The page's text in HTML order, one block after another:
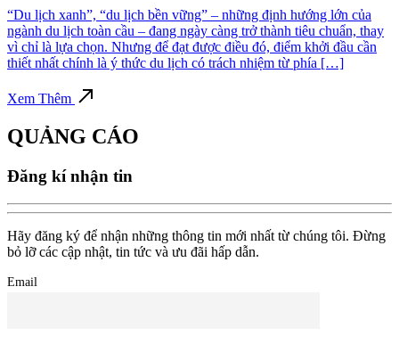
“Du lịch xanh”, “du lịch bền vững” – những định hướng lớn của
ngành du lịch toàn cầu – đang ngày càng trở thành tiêu chuẩn, thay
vì chỉ là lựa chọn. Nhưng để đạt được điều đó, điểm khởi đầu cần
thiết nhất chính là ý thức du lịch có trách nhiệm từ phía […]
Xem Thêm
QUẢNG CÁO
Đăng kí nhận tin
Hãy đăng ký để nhận những thông tin mới nhất từ chúng tôi. Đừng
bỏ lỡ các cập nhật, tin tức và ưu đãi hấp dẫn.
Email